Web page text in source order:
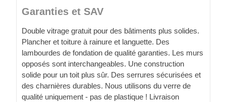
Garanties et SAV
Double vitrage gratuit pour des bâtiments plus solides.
Plancher et toiture à rainure et languette. Des
lambourdes de fondation de qualité garanties. Les murs
opposés sont interchangeables. Une construction
solide pour un toit plus sûr. Des serrures sécurisées et
des charnières durables. Nous utilisons du verre de
qualité uniquement - pas de plastique ! Livraison